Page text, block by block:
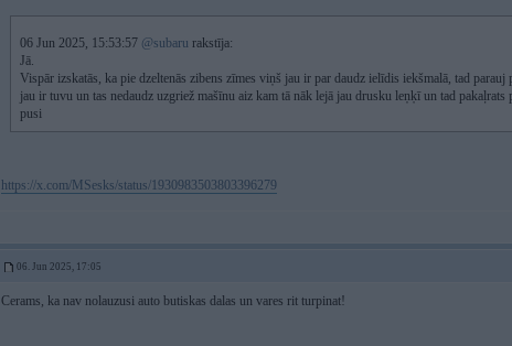
06 Jun 2025, 15:53:57 @subaru rakstīja:
Jā.
Vispār izskatās, ka pie dzeltenās zibens zīmes viņš jau ir par daudz ielīdis iekšmalā, tad
jau ir tuvu un tas nedaudz uzgriež mašīnu aiz kam tā nāk lejā jau drusku leņķī un tad pakaļrats
pusi
https://x.com/MSesks/status/1930983503803396279
06. Jun 2025, 17:05
Cerams, ka nav nolauzusi auto butiskas dalas un vares rit turpinat!